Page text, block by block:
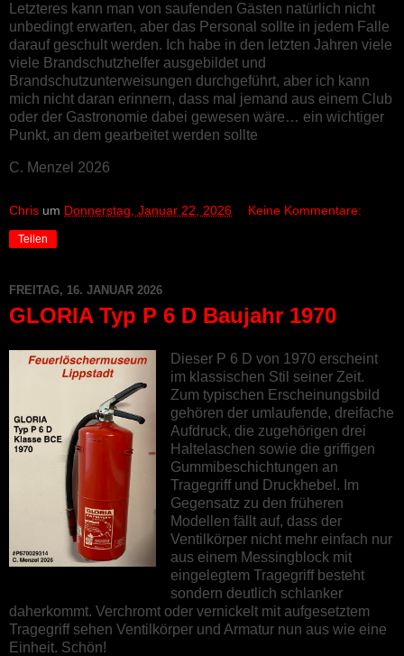
Letzteres kann man von saufenden Gästen natürlich nicht
unbedingt erwarten, aber das Personal sollte in jedem Falle
darauf geschult werden. Ich habe in den letzten Jahren viele
viele Brandschutzhelfer ausgebildet und
Brandschutzunterweisungen durchgeführt, aber ich kann
mich nicht daran erinnern, dass mal jemand aus einem Club
oder der Gastronomie dabei gewesen wäre… ein wichtiger
Punkt, an dem gearbeitet werden sollte
C. Menzel 2026
Chris um Donnerstag, Januar 22, 2026 Keine Kommentare:
Teilen
FREITAG, 16. JANUAR 2026
GLORIA Typ P 6 D Baujahr 1970
Dieser P 6 D von 1970 erscheint
im klassischen Stil seiner Zeit.
Zum typischen Erscheinungsbild
gehören der umlaufende, dreifache
Aufdruck, die zugehörigen drei
Haltelaschen sowie die griffigen
Gummibeschichtungen an
Tragegriff und Druckhebel. Im
Gegensatz zu den früheren
Modellen fällt auf, dass der
Ventilkörper nicht mehr einfach nur
aus einem Messingblock mit
eingelegtem Tragegriff besteht
sondern deutlich schlanker
daherkommt. Verchromt oder vernickelt mit aufgesetztem
Tragegriff sehen Ventilkörper und Armatur nun aus wie eine
Einheit. Schön!